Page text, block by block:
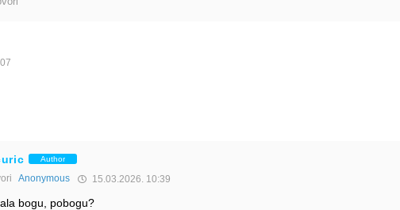
Author
Anonymous 15.03.2026. 10:39
bogu, pobogu?